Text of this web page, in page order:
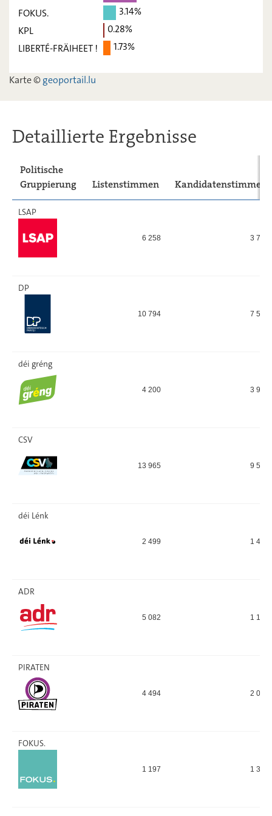
-
ADR -
PIRATEN 8,1 -
!
FOKUS.
KPL
LIBERTÉ-FRÄIHEET !
3.14%
0.28%
1.73%
Karte ©geoportail.lu
Detaillierte Ergebnisse
Politische
Gruppierung
Listenstimmen Kandidatenstimmen
LSAP
6 258 3 721
DP
10 794 7 556
déi gréng
4 200 3 961
CSV
13 965 9 502
déi Lénk
2 499 1 475
ADR
5 082 1 144
PIRATEN
4 494 2 055
FOKUS.
1 197 1 342